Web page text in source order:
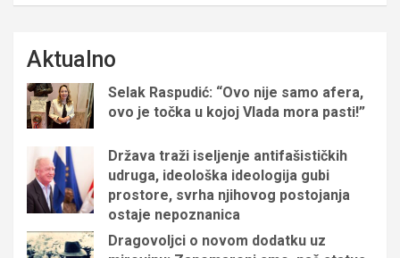
Aktualno
Selak Raspudić: “Ovo nije samo afera,
ovo je točka u kojoj Vlada mora pasti!”
Država traži iseljenje antifašističkih
udruga, ideološka ideologija gubi
prostore, svrha njihovog postojanja
ostaje nepoznanica
Dragovoljci o novom dodatku uz